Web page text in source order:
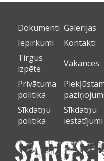
Dokumenti Galerijas
Iepirkumi
Kontakti
Tirgus
izpēte
Vakances
Privātuma
politika
Sīkdatņu
politika
Sīkdatņu
iestatījumi